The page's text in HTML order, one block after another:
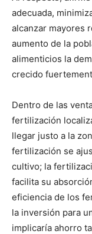
adecuada,
alcanzar mayores
aumento de la
alimenticios la
crecido
Dentro de las
fertilización
llegar justo a la
fertilización se
cultivo; la
facilita su
eficiencia de los
la inversión para
implicaría ahorro